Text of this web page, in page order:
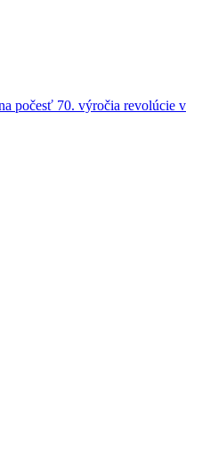
počesť 70. výročia revolúcie v